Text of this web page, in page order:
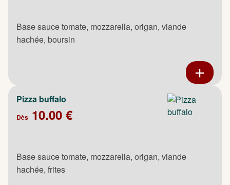
Base sauce tomate, mozzarella, origan, viande
hachée, boursin
Pizza buffalo
Dès 10.00 €
Base sauce tomate, mozzarella, origan, viande
hachée, frites